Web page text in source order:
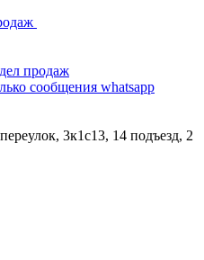
продаж
сообщения whatsapp
3к1с13, 14 подъезд, 2